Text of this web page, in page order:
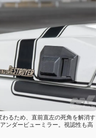
るため、直前直左の死角を解消す
ンダービューミラー。視認性も高